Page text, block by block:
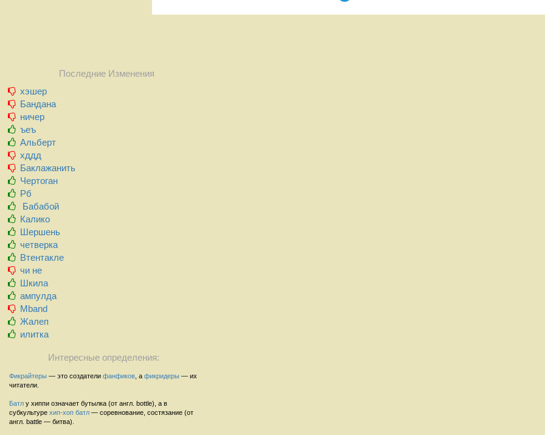
Последние Изменения
хэшер
Бандана
ничер
ъеъ
Альберт
хддд
Баклажанить
Чертоган
Рб
Бабабой
Калико
Шершень
четверка
Втентакле
чи не
Шкила
ампулда
Mband
Жалеп
илитка
Интересные определения:
Фикрайтеры — это создатели фанфиков , а фикридеры — их
читатели.
Батл у хиппи означает бутылка (от англ. bottle), а в
субкультуре хип-хоп батл — соревнование, состязание (от
англ. battle — битва).